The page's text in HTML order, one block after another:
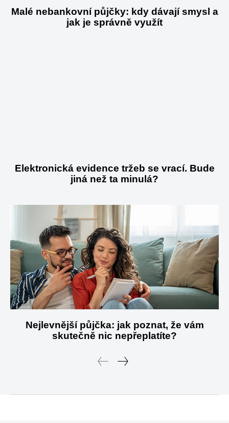
Malé nebankovní půjčky: kdy dávají smysl a
jak je správně využít
Elektronická evidence tržeb se vrací. Bude
jiná než ta minulá?
Nejlevnější půjčka: jak poznat, že vám
skutečně nic nepřeplatíte?